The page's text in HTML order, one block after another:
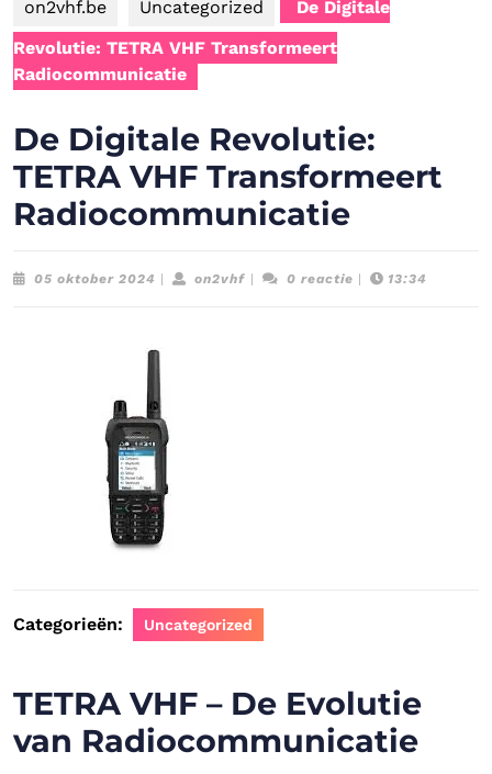
on2vhf.be Uncategorized
De Digitale
Revolutie: TETRA VHF Transformeert
Radiocommunicatie
De Digitale Revolutie:
TETRA VHF Transformeert
Radiocommunicatie
05 oktober 2024 05
on2vhfon2vhf0 reactie 13:34
Categorieën: Uncategorized
TETRA VHF – De Evolutie
van Radiocommunicatie